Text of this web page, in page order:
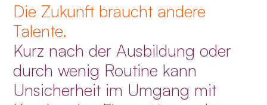
Die Zukunft braucht andere
Talente.
Kurz nach der Ausbildung oder
durch wenig Routine kann
Unsicherheit im Umgang mit